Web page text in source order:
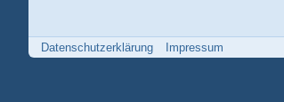
Datenschutzerklärung Impressum